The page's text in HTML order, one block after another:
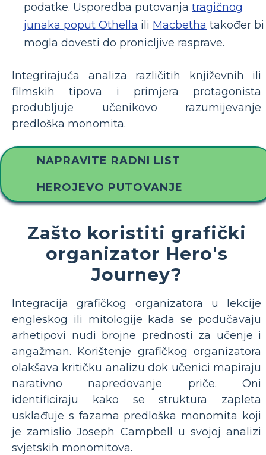
podatke. Usporedba putovanja tragičnog
junaka poput Othella ili Macbetha također bi
mogla dovesti do pronicljive rasprave.
Integrirajuća analiza različitih književnih ili
filmskih tipova i primjera protagonista
produbljuje učenikovo razumijevanje
predloška monomita.
NAPRAVITE RADNI LIST
HEROJEVO PUTOVANJE
Zašto koristiti grafički
organizator Hero's
Journey?
Integracija grafičkog organizatora u lekcije
engleskog ili mitologije kada se podučavaju
arhetipovi nudi brojne prednosti za učenje i
angažman. Korištenje grafičkog organizatora
olakšava kritičku analizu dok učenici mapiraju
narativno napredovanje priče. Oni
identificiraju kako se struktura zapleta
usklađuje s fazama predloška monomita koji
je zamislio Joseph Campbell u svojoj analizi
svjetskih monomitova.